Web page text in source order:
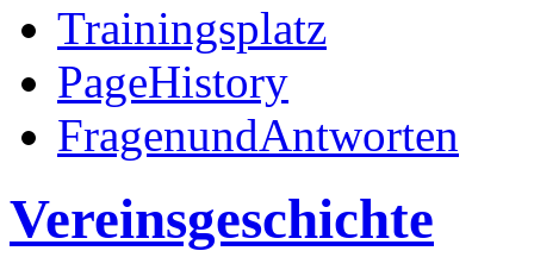
Trainingsplatz
PageHistory
FragenundAntworten
Vereinsgeschichte